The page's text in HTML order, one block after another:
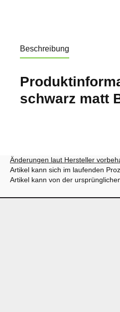
Beschreibung
schwarz matt
Änderungen laut Hersteller
Artikel kann sich im laufenden
Artikel kann von der